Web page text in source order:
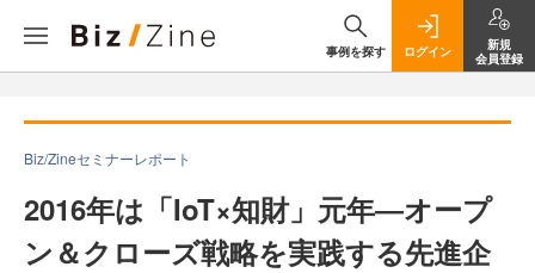
事例を探す ログイン
新規
会員登録
Biz/Zineセミナーレポート
2016年は「IoT×知財」元年―オープ
ン＆クローズ戦略を実践する先進企